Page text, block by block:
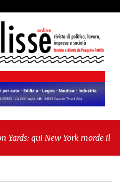
New York morde il futuro" -